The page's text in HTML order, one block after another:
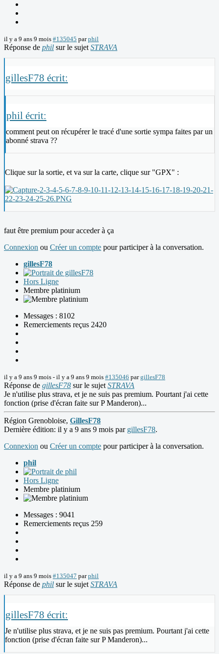
il y a 9 ans 9 mois #135045 parphil
Réponse de phil sur le sujet STRAVA
gillesF78 écrit:
phil écrit:
comment peut on récupérer le tracé d'une sortie sympa faites par un
abonné strava ??
Clique sur la sortie, et va sur la carte, clique sur "GPX" :
faut être premium pour acceder à ça
Connexion ou Créer un compte pour participer à la conversation.
gillesF78
Hors Ligne
Membre platinium
Messages : 8102
Remerciements reçus 2420
il y a 9 ans 9 mois - il y a 9 ans 9 mois #135046 pargillesF78
Réponse de gillesF78 sur le sujet STRAVA
Je n'utilise plus strava, et je ne suis pas premium. Pourtant j'ai cette
fonction (prise d'écran faite sur P Manderon)...
Région Grenobloise, GillesF78
Dernière édition: il y a 9 ans 9 mois par gillesF78.
Connexion ou Créer un compte pour participer à la conversation.
phil
Hors Ligne
Membre platinium
Messages : 9041
Remerciements reçus 259
il y a 9 ans 9 mois #135047 parphil
Réponse de phil sur le sujet STRAVA
gillesF78 écrit:
Je n'utilise plus strava, et je ne suis pas premium. Pourtant j'ai cette
fonction (prise d'écran faite sur P Manderon)...